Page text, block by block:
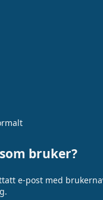
bruker?
e-post med